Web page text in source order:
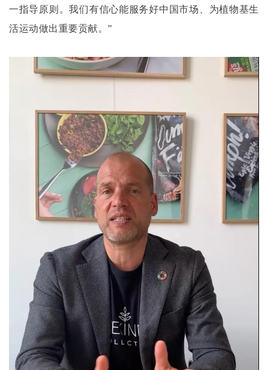
一指导原则。我们有信心能服务好中国市场、为植物基生
活运动做出重要贡献。”